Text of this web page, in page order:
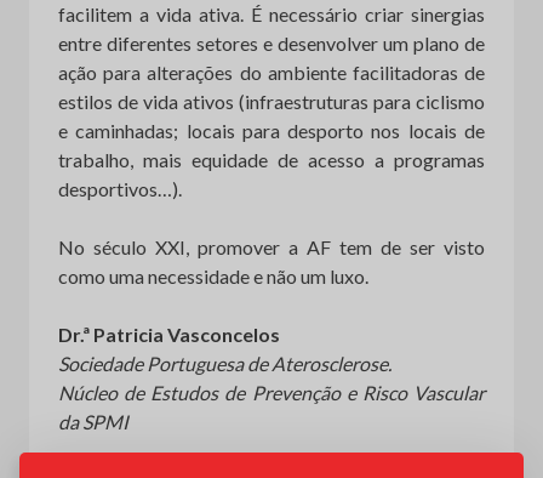
facilitem a vida ativa. É necessário criar sinergias
entre diferentes setores e desenvolver um plano de
ação para alterações do ambiente facilitadoras de
estilos de vida ativos (infraestruturas para ciclismo
e caminhadas; locais para desporto nos locais de
trabalho, mais equidade de acesso a programas
desportivos…).
No século XXI, promover a AF tem de ser visto
como uma necessidade e não um luxo.
Dr.ª Patricia Vasconcelos
Sociedade Portuguesa de Aterosclerose.
Núcleo de Estudos de Prevenção e Risco Vascular
da SPMI